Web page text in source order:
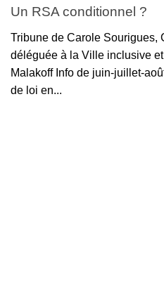
Un RSA conditionnel ?
Tribune de Carole Sourigues,
déléguée à la Ville inclusive
Malakoff Info de juin-juillet-
de loi en...